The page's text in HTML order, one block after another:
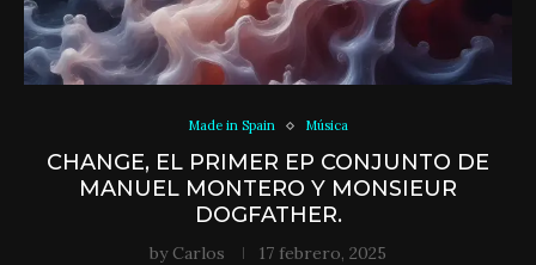
Made in Spain Música
CHANGE, EL PRIMER EP CONJUNTO DE
MANUEL MONTERO Y MONSIEUR
DOGFATHER.
by Carlos 17 febrero, 2025